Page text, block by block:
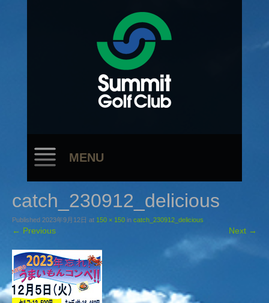
MENU
catch_230912_delicious
Published 2023年9月12日 at 150 × 150 in catch_230912_delicious
← Previous Next →